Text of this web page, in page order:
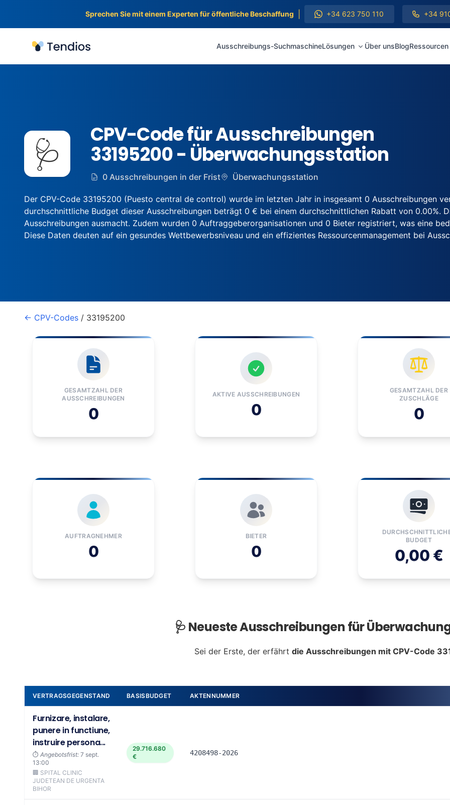
Sprechen Sie mit einem Experten für öffentliche Beschaffung +34 623 750 110 +34
Tendios Ausschreibungs-SuchmaschineLösungen Über unsBlogRessourcen
🩺
CPV-Code für Ausschreibungen
33195200 - Überwachungsstation
0 Ausschreibungen in der Frist Überwachungsstation
Der CPV-Code 33195200 (Puesto central de control) wurde im letzten Jahr in insgesamt 0 Ausschreibungen
durchschnittliche Budget dieser Ausschreibungen beträgt 0 € bei einem durchschnittlichen Rabatt von 0.00%.
Ausschreibungen ausmacht. Zudem wurden 0 Auftraggeberorganisationen und 0 Bieter registriert, was eine
Diese Daten deuten auf ein gesundes Wettbewerbsniveau und ein effizientes Ressourcenmanagement bei
← CPV-Codes / 33195200
GESAMTZAHL DER
AUSSCHREIBUNGEN
0
AKTIVE AUSSCHREIBUNGEN
0
GESAMTZAHL DER
ZUSCHLÄGE
0
AUFTRAGNEHMER
0
BIETER
0
BUDGET
0,00 €
🩺 Neueste Ausschreibungen für
Sei der Erste, der erfährt die Ausschreibungen mit CPV-Code
VERTRAGSGEGENSTAND BASISBUDGET AKTENNUMMER
Furnizare, instalare,
punere in functiune,
instruire persona...
⏱️ Angebotsfrist: 7 sept.
13:00
🏢 SPITAL CLINIC
JUDETEAN DE URGENTA
BIHOR
29.716.680
€
4208498-2026